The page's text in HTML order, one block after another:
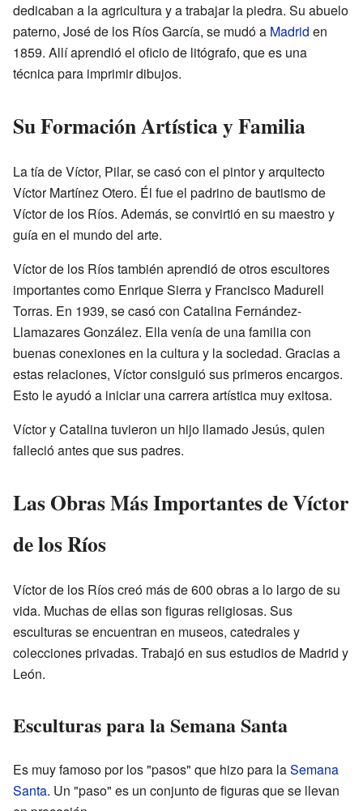
dedicaban a la agricultura y a trabajar la piedra. Su abuelo
paterno, José de los Ríos García, se mudó a Madrid en
1859. Allí aprendió el oficio de litógrafo, que es una
técnica para imprimir dibujos.
Su Formación Artística y Familia
La tía de Víctor, Pilar, se casó con el pintor y arquitecto
Víctor Martínez Otero. Él fue el padrino de bautismo de
Víctor de los Ríos. Además, se convirtió en su maestro y
guía en el mundo del arte.
Víctor de los Ríos también aprendió de otros escultores
importantes como Enrique Sierra y Francisco Madurell
Torras. En 1939, se casó con Catalina Fernández-
Llamazares González. Ella venía de una familia con
buenas conexiones en la cultura y la sociedad. Gracias a
estas relaciones, Víctor consiguió sus primeros encargos.
Esto le ayudó a iniciar una carrera artística muy exitosa.
Víctor y Catalina tuvieron un hijo llamado Jesús, quien
falleció antes que sus padres.
Las Obras Más Importantes de Víctor
de los Ríos
Víctor de los Ríos creó más de 600 obras a lo largo de su
vida. Muchas de ellas son figuras religiosas. Sus
esculturas se encuentran en museos, catedrales y
colecciones privadas. Trabajó en sus estudios de Madrid y
León.
Esculturas para la Semana Santa
Es muy famoso por los "pasos" que hizo para laSemana
Santa. Un "paso" es un conjunto de figuras que se llevan